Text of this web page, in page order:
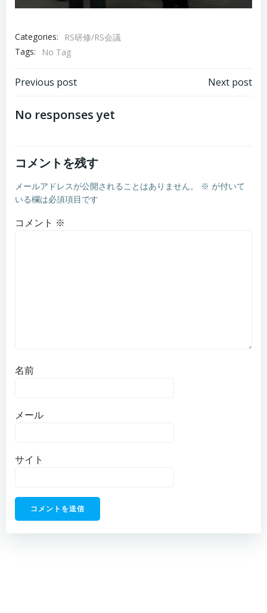
Categories:
RS研修/RS会議
Tags:
No Tag
Post
navigation
Previous post Next post
No responses yet
コメントを残す
メールアドレスが公開されることはありません。 ※ が付いて
いる欄は必須項目です
コメント ※
名前
メール
サイト